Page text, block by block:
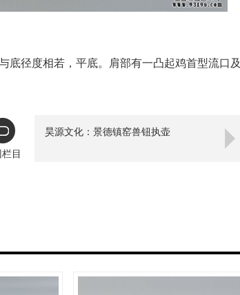
径度相若，平底。肩部有一凸起鸡首型流口及
目
昊源文化：景德镇窑兽钮执壶